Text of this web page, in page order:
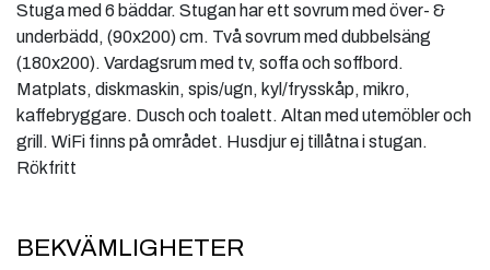
Stuga med 6 bäddar. Stugan har ett sovrum med över- &
underbädd, (90x200) cm. Två sovrum med dubbelsäng
(180x200). Vardagsrum med tv, soffa och soffbord.
Matplats, diskmaskin, spis/ugn, kyl/frysskåp, mikro,
kaffebryggare. Dusch och toalett. Altan med utemöbler och
grill. WiFi finns på området. Husdjur ej tillåtna i stugan.
Rökfritt
BEKVÄMLIGHETER